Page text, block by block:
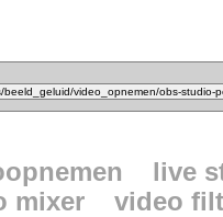
live
mixer video